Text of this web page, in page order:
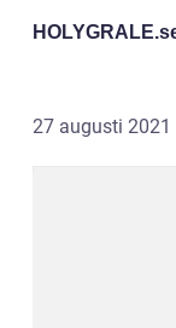
HOLYGRALE.
27 augusti 2021